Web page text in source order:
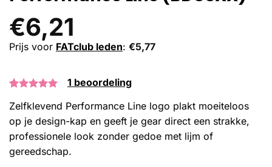
€6,21
Prijs voor FATclub leden: €5,77
5.00op 5
gebaseerd
op
klantbeoordeling
1 beoordeling
Zelfklevend Performance Line logo plakt moeiteloos
op je design-kap en geeft je gear direct een strakke,
professionele look zonder gedoe met lijm of
gereedschap.